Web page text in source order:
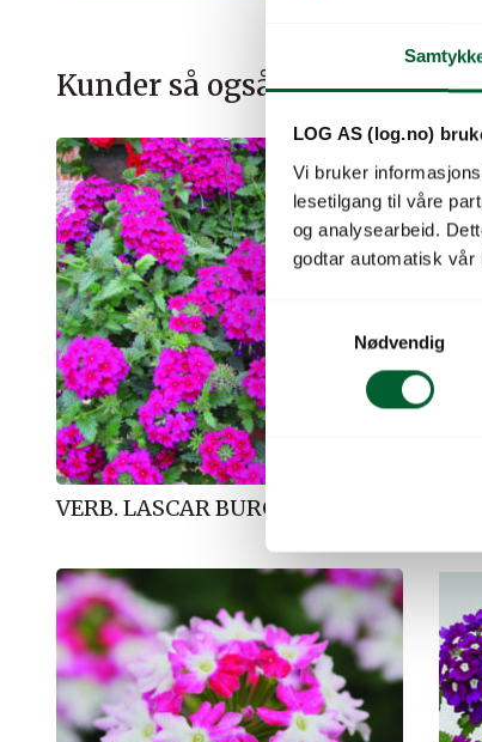
LOG AS (log.no)
Vi bruker
lesetilgang til våre
og analysearbeid.
godtar automatisk
S
a
m
t
y
k
k
e
v
a
g
Nødvendig
Kunder så også på
VERB. LASCAR BURGUNDY